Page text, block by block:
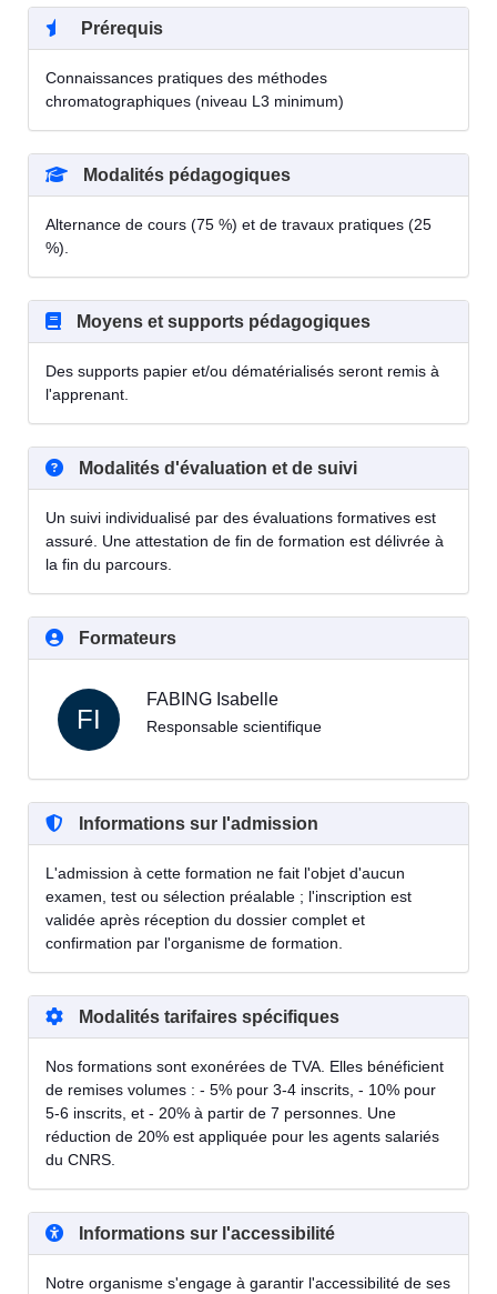
Prérequis
Connaissances pratiques des méthodes
chromatographiques (niveau L3 minimum)
Modalités pédagogiques
Alternance de cours (75 %) et de travaux pratiques (25
%).
Moyens et supports pédagogiques
Des supports papier et/ou dématérialisés seront remis à
l'apprenant.
Modalités d'évaluation et de suivi
Un suivi individualisé par des évaluations formatives est
assuré. Une attestation de fin de formation est délivrée à
la fin du parcours.
Formateurs
FI
FABING Isabelle
Responsable scientifique
Informations sur l'admission
L'admission à cette formation ne fait l'objet d'aucun
examen, test ou sélection préalable ; l'inscription est
validée après réception du dossier complet et
confirmation par l'organisme de formation.
Modalités tarifaires spécifiques
Nos formations sont exonérées de TVA. Elles bénéficient
de remises volumes : - 5% pour 3-4 inscrits, - 10% pour
5-6 inscrits, et - 20% à partir de 7 personnes. Une
réduction de 20% est appliquée pour les agents salariés
du CNRS.
Informations sur l'accessibilité
Notre organisme s'engage à garantir l'accessibilité de ses